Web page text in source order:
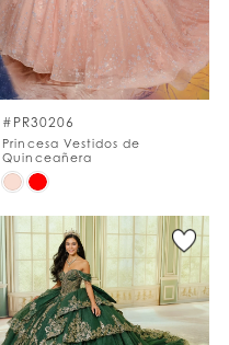
#PR30206
Princesa Vestidos de
Quinceañera
Skip
List
#6f4f2756f1
to
end